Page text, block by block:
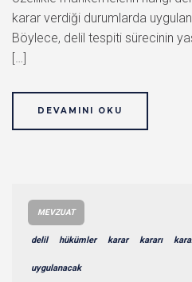
karar verdiği durumlarda
Böylece, delil tespiti sürecinin
[…]
DEVAMINI OKU
MEVZUAT
delil hükümler karar kararı
uygulanacak